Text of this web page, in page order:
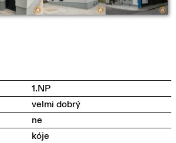
1.NP
velmi dobrý
ne
kóje